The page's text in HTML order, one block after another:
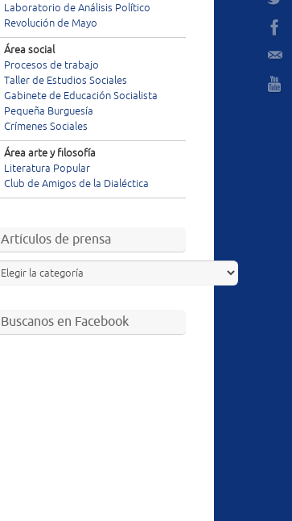
Laboratorio de Análisis Político
Revolución de Mayo
Área social
Procesos de trabajo
Taller de Estudios Sociales
Gabinete de Educación Socialista
Pequeña Burguesía
Crímenes Sociales
Área arte y filosofía
Literatura Popular
Club de Amigos de la Dialéctica
Artículos de prensa
Buscanos en Facebook